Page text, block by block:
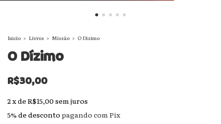
Início > Livros > Missão > O Dízimo
O Dízimo
R$30,00
2xde R$15,00 sem juros
5% de desconto pagando com Pix